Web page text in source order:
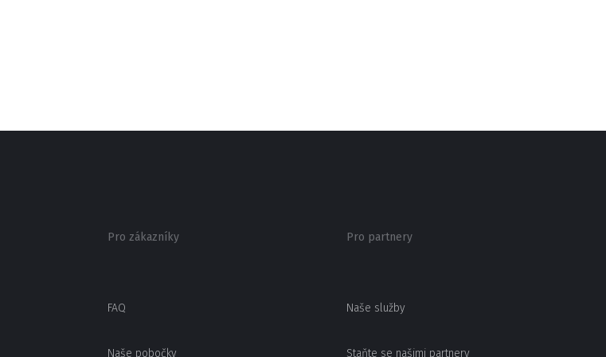
Pro zákazníky
FAQ
Naše pobočky
Pro partnery
Naše služby
Staňte se našimi partnery